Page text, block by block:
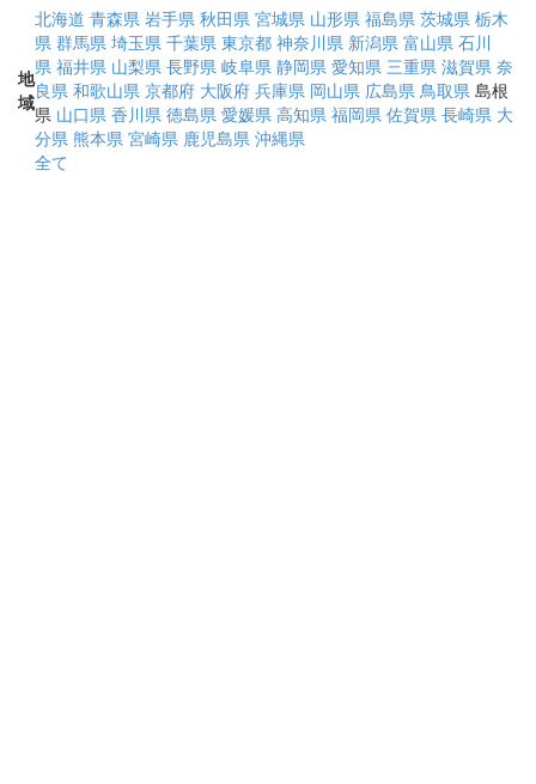
地
域
北海道 青森県 岩手県 秋田県 宮城県 山形県 福島県 茨城県 栃木
県 群馬県 埼玉県 千葉県 東京都 神奈川県 新潟県 富山県 石川
県 福井県 山梨県 長野県 岐阜県 静岡県 愛知県 三重県 滋賀県 奈
良県 和歌山県 京都府 大阪府 兵庫県 岡山県 広島県 鳥取県 島根
県 山口県 香川県 徳島県 愛媛県 高知県 福岡県 佐賀県 長崎県 大
分県 熊本県 宮崎県 鹿児島県 沖縄県
全て